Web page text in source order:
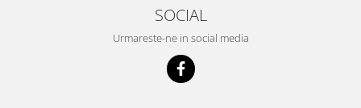
SOCIAL
Urmareste-ne in social media